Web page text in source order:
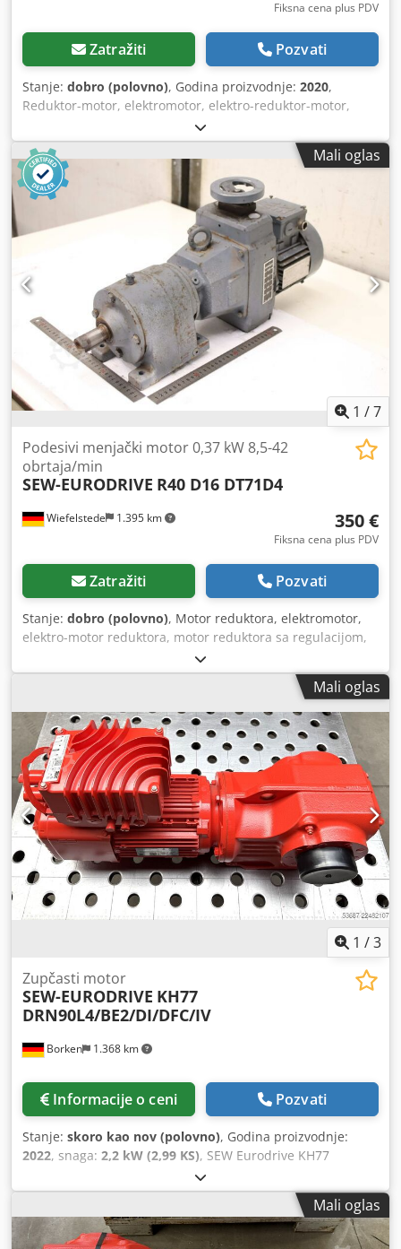
Fiksna cena plus PDV
Zatražiti Pozvati
Stanje: dobro (polovno), Godina proizvodnje: 2020,
Reduktor-motor, elektromotor, elektro-reduktor-motor,
čeoni reduktor-motor -Proizvođač: SEW-Eurodrive, čeoni
reduktor-motor Cedoxl Sbnopfx Al Aerf -Tip: RF47
DRN80M4/DI/KD1/TF/E18Z i 47,75 -Obrtaji: 30 o/min -
Snaga: 0,75 kW -Vratilo: Ø 30 x 60 mm -Stepen zaštite: IP54
-Količina: 4x reduktor-motora na lageru -Cena: po komadu
-Dimenzije: 510/230/V200 mm -Težina: 28 kg/kom.
Mali oglas
1 /7
Wiefelstede 1.395 km
Podesivi menjački motor 0,37 kW 8,5-42
obrtaja/min
SEW-EURODRIVE R40 D16 DT71D4
350 €
Fiksna cena plus PDV
Zatražiti Pozvati
Stanje: dobro (polovno), Motor reduktora, elektromotor,
elektro-motor reduktora, motor reduktora sa regulacijom,
motor reduktora sa promenljivim prenosnim odnosom -
Proizvođač: SEW Eurodrive, motor reduktora sa regulacijom
-Tip: R40 D16 DT71D4 -Snaga motora: 0,37 kW -Regulisan
raspon brzine: 8,5-42 o/min -Pogonska osovina: Ø25 x 50
mm -Konstrukcija: B3 -Stepen zaštite: IP54 Cedpfx
Alszrfbze Aerf -Dimenzije: 595/160/V290 mm -Težina: 28,4
kg
Mali oglas
1 /3
Borken 1.368 km
Zupčasti motor
SEW-EURODRIVE KH77
DRN90L4/BE2/DI/DFC/IV
Informacije o ceni Pozvati
Stanje: skoro kao nov (polovno), Godina proizvodnje:
2022, snaga: 2,2 kW (2,99 KS), SEW Eurodrive KH77
DRN90L4/BE2/DI/DFC/IV Proizvođač: SEW Eurodrive Tip:
KH77 DRN90L4/BE2/DI/DFC/IV Serijski broj:
01.8125801513.0001.22 Tehnički podaci Decentralizovani
pretvarač: DFC20A-0055-503-A-T00-001/B Brzina pogona
Mali oglas